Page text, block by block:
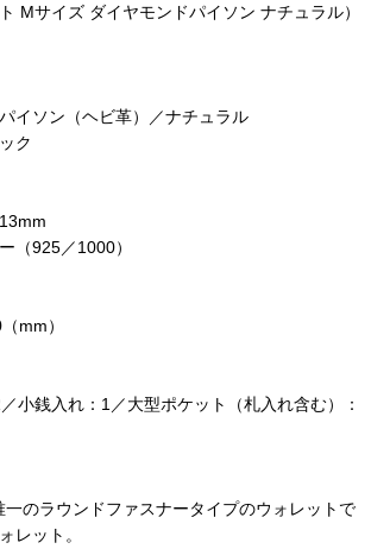
Mサイズ ダイヤモンドパイソン ナチュラル）
イソン（ヘビ革）／ナチュラル
ク
（925／1000）
mm）
小銭入れ：1／大型ポケット（札入れ含む）：
一のラウンドファスナータイプのウォレットで
レット。